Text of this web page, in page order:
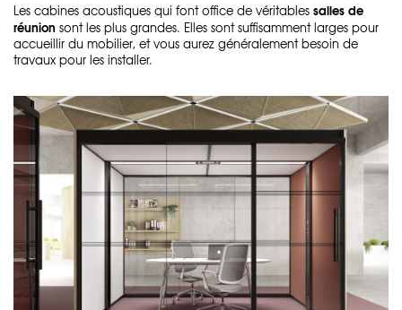
Les cabines acoustiques qui font office de véritables salles de
réunion sont les plus grandes. Elles sont suffisamment larges pour
accueillir du mobilier, et vous aurez généralement besoin de
travaux pour les installer.